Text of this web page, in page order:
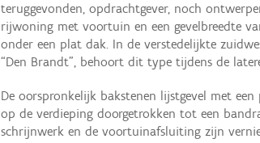
teruggevonden, opdrachtgever, noch
rijwoning met voortuin en een gevelbreedte
onder een plat dak. In de verstedelijkte
“Den Brandt”, behoort dit type tijdens de
De oorspronkelijk bakstenen lijstgevel met
op de verdieping doorgetrokken tot een
schrijnwerk en de voortuinafsluiting zijn